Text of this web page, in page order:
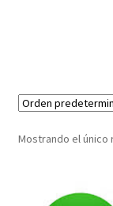
Mostrando el único